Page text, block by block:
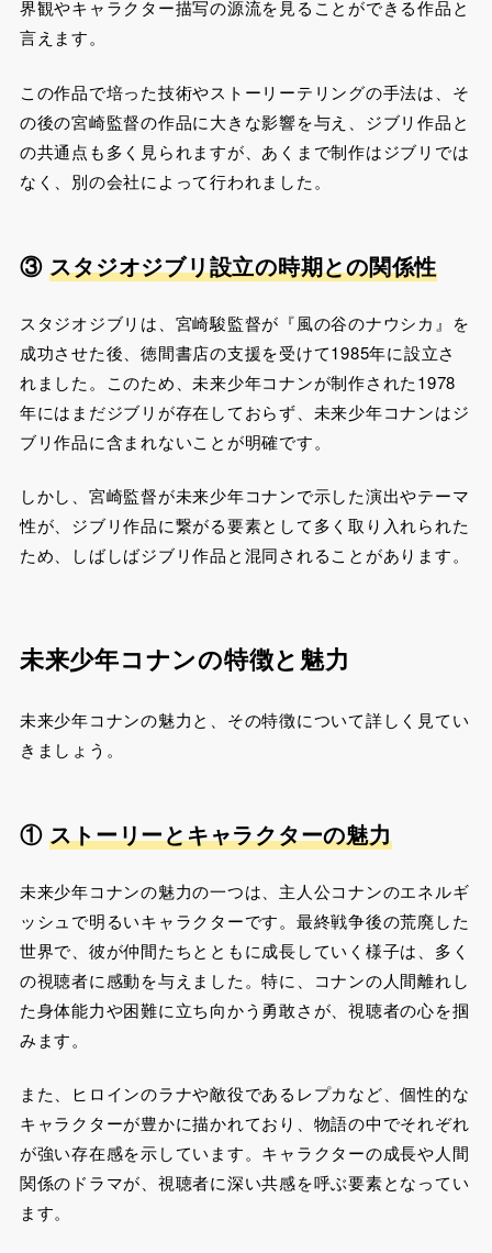
界観やキャラクター描写の源流を見ることができる作品と
言えます。
この作品で培った技術やストーリーテリングの手法は、そ
の後の宮崎監督の作品に大きな影響を与え、ジブリ作品と
の共通点も多く見られますが、あくまで制作はジブリでは
なく、別の会社によって行われました​。
③スタジオジブリ設立の時期との関係性
スタジオジブリは、宮崎駿監督が『風の谷のナウシカ』を
成功させた後、徳間書店の支援を受けて1985年に設立さ
れました。このため、未来少年コナンが制作された1978
年にはまだジブリが存在しておらず、未来少年コナンはジ
ブリ作品に含まれないことが明確です。
しかし、宮崎監督が未来少年コナンで示した演出やテーマ
性が、ジブリ作品に繋がる要素として多く取り入れられた
ため、しばしばジブリ作品と混同されることがあります​。
未来少年コナンの特徴と魅力
未来少年コナンの魅力と、その特徴について詳しく見てい
きましょう。
①ストーリーとキャラクターの魅力
未来少年コナンの魅力の一つは、主人公コナンのエネルギ
ッシュで明るいキャラクターです。最終戦争後の荒廃した
世界で、彼が仲間たちとともに成長していく様子は、多く
の視聴者に感動を与えました。特に、コナンの人間離れし
た身体能力や困難に立ち向かう勇敢さが、視聴者の心を掴
みます。
また、ヒロインのラナや敵役であるレプカなど、個性的な
キャラクターが豊かに描かれており、物語の中でそれぞれ
が強い存在感を示しています。キャラクターの成長や人間
関係のドラマが、視聴者に深い共感を呼ぶ要素となってい
ます​。